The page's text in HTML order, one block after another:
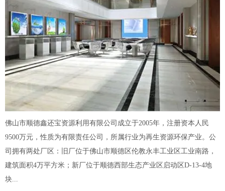
佛山市顺德鑫还宝资源利用有限公司成立于2005年，注册资本人民
9500万元，性质为有限责任公司，所属行业为再生资源环保产业。公
司拥有两处厂区：旧厂位于佛山市顺德区伦教永丰工业区工业南路，
建筑面积4万平方米；新厂位于顺德西部生态产业区启动区D-13-4地
块...